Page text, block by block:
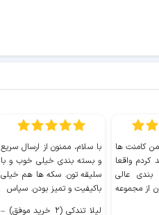
من کامنت ها
واقعا
بندی عالی
از مجموعه
با سلام، ممنون از ارسال سریع
و بسته بندی خیلی خوب و با
سلیقه تون. سکه ها هم خیلی
باکیفیت و تمیز بودن. سپاس
لیلا تندکی (۲ خرید موفق)
–